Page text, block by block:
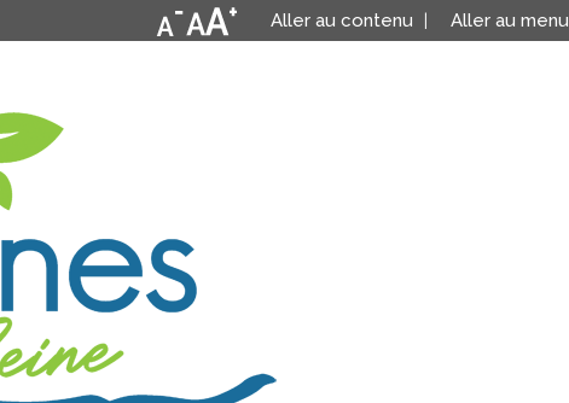
Aller au contenu Aller au menu